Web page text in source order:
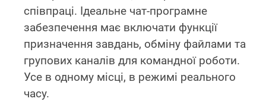
співпраці. Ідеальне чат-програмне
забезпечення має включати функції
призначення завдань, обміну файлами та
групових каналів для командної роботи.
Усе в одному місці, в режимі реального
часу.